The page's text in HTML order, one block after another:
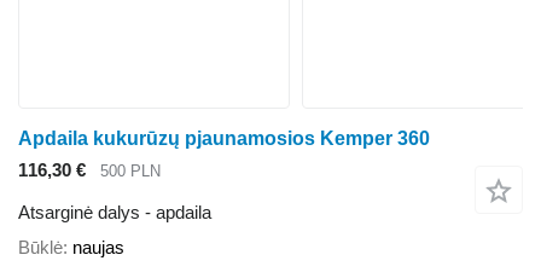
Apdaila kukurūzų pjaunamosios Kemper 360
116,30 €
500 PLN
Atsarginė dalys - apdaila
Būklė naujas